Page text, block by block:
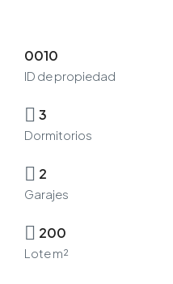
0010
ID de propiedad
3
Dormitorios
2
Garajes
200
Lote m²